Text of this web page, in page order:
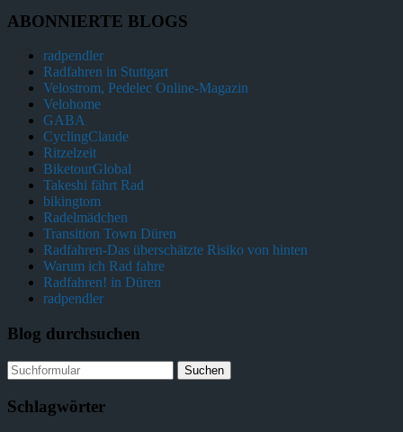
ABONNIERTE BLOGS
radpendler
Radfahren in Stuttgart
Velostrom, Pedelec Online-Magazin
Velohome
GABA
CyclingClaude
Ritzelzeit
BiketourGlobal
Takeshi fährt Rad
bikingtom
Radelmädchen
Transition Town Düren
Radfahren-Das überschätzte Risiko von hinten
Warum ich Rad fahre
Radfahren! in Düren
radpendler
Blog durchsuchen
Schlagwörter